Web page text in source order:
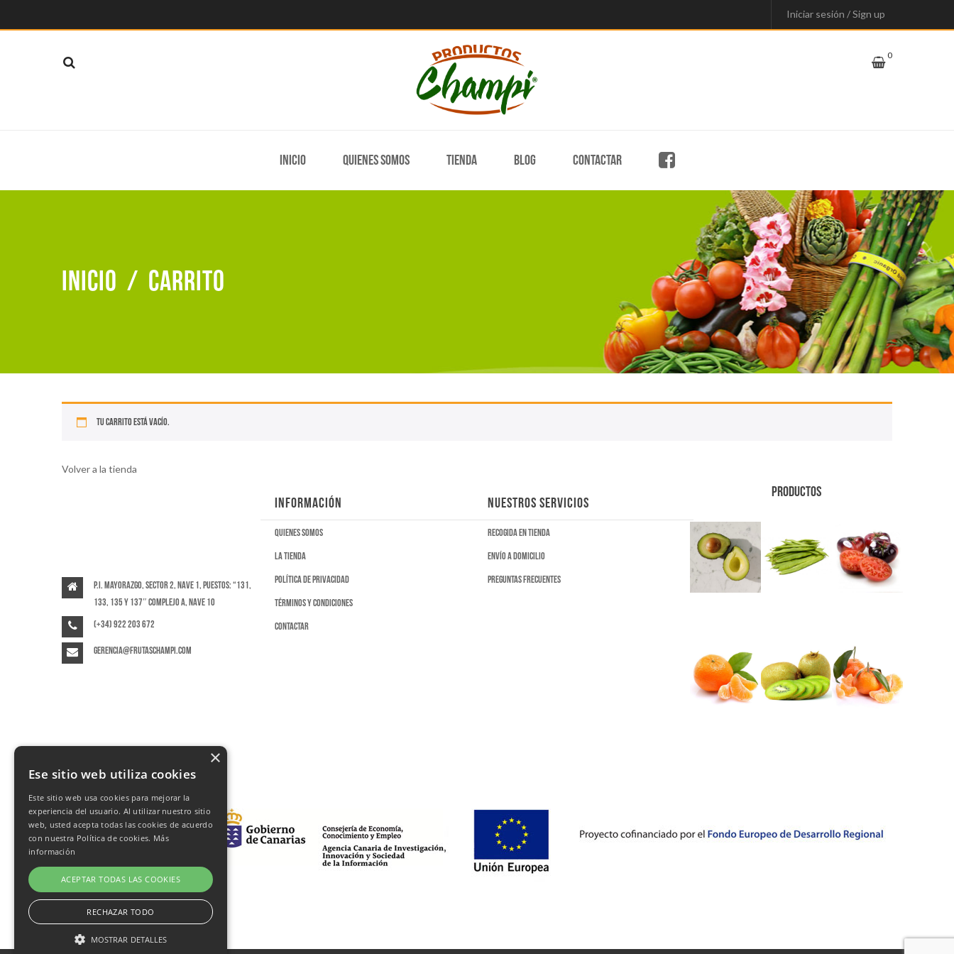
Iniciar sesión /Sign up
0
Inicio Quienes somos Tienda Blog Contactar
Inicio / Carrito
Tu carrito está vacío.
Volver a la tienda
P.I. Mayorazgo, Sector 2, Nave 1, puestos: “131,
133, 135 y 137″ Complejo A, Nave 10
(+34) 922 203 672
gerencia@frutaschampi.com
INFORMACIÓN
Quienes somos
La tienda
Política de privacidad
Términos y condiciones
Contactar
NUESTROS SERVICIOS
Recogida en tienda
Envío a domicilio
Preguntas frecuentes
PRODUCTOS
×
Ese sitio web utiliza cookies
Este sitio web usa cookies para mejorar la
experiencia del usuario. Al utilizar nuestro sitio
web, usted acepta todas las cookies de acuerdo
con nuestra Política de cookies. Más
información
ACEPTAR TODAS LAS COOKIES
RECHAZAR TODO
MOSTRAR DETALLES